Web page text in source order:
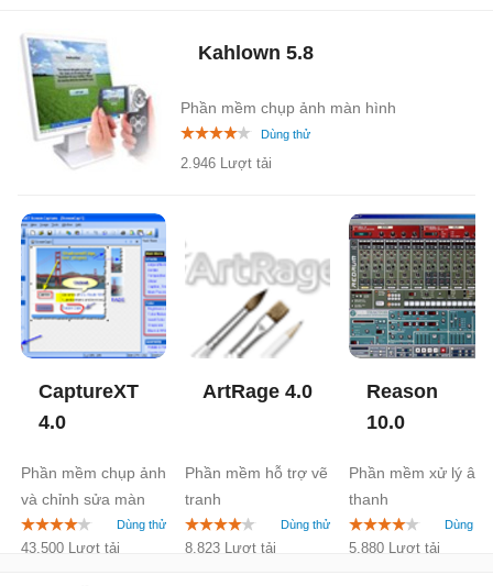
Kahlown 5.8
Phần mềm chụp ảnh màn hình
2.946 Lượt tải
CaptureXT
4.0
Phần mềm chụp ảnh
và chỉnh sửa màn
hình
43.500 Lượt tải
ArtRage 4.0
Phần mềm hỗ trợ vẽ
tranh
8.823 Lượt tải
Reason
10.0
Phần mềm xử lý âm
thanh
5.880 Lượt tải